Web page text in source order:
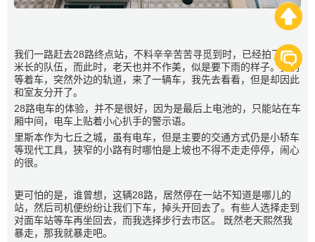
我们一路赶去28路终点站，不料辛辛苦苦寻觅到时，已经拍了几十
米长的队伍，而此时，老天也并不作美，似是要下雨的样子。我们
等着车，突然外边的轨道，来了一辆车，我先去看看，但是却因此
和室友分开了。
28路电车的体验，并不是很好，因为是最后上电池的，只能站在车
厢中间，电车上贴着小心扒手的警示语。
里斯本作为七丘之城，虽有电车，但是主要的交通方式仍是小轿车
等现代工具，狭窄的小路有时哪怕是上坡也不得不走走停停，闹心
的很。
更可怕的是，谁曾想，这辆28路，居然停在一站不知道是哪儿的
站，然后司机便纷纷让我们下车，掉头开回去了。有些人选择走到
对面车站等车再坐回去，而我选择步行去市区。 既然老天熙然我
暴走，那我就暴走吧。

